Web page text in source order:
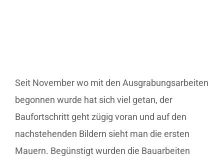
Seit November wo mit den Ausgrabungsarbeiten
begonnen wurde hat sich viel getan, der
Baufortschritt geht zügig voran und auf den
nachstehenden Bildern sieht man die ersten
Mauern. Begünstigt wurden die Bauarbeiten